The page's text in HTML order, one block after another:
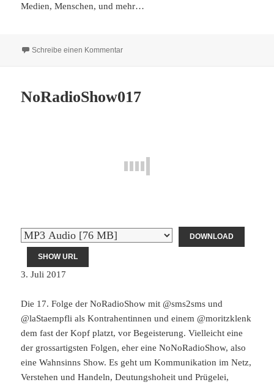
Medien, Menschen, und mehr…
Schreibe einen Kommentarzu NoRadioShow018
NoRadioShow017
DOWNLOAD
SHOW URL
3. Juli 2017
Die 17. Folge der NoRadioShow mit @sms2sms und
@laStaempfli als Kontrahentinnen und einem @moritzklenk
dem fast der Kopf platzt, vor Begeisterung. Vielleicht eine
der grossartigsten Folgen, eher eine NoNoRadioShow, also
eine Wahnsinns Show. Es geht um Kommunikation im Netz,
Verstehen und Handeln, Deutungshoheit und Prügelei,